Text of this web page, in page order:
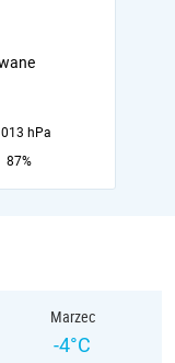
hPa
87%
Marzec
-4°C